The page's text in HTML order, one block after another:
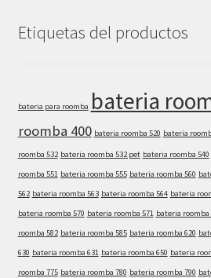
Etiquetas del productos
bateria para roomba bateria
roomba 400 bateria roomba 520 bateria
roomba 532 bateria roomba 532 pet bateria roomba 540
roomba 551 bateria roomba 555 bateria roomba 560
562 bateria roomba 563 bateria roomba 564 bateria
bateria roomba 570 bateria roomba 571 bateria roomba
roomba 582 bateria roomba 585 bateria roomba 620
630 bateria roomba 631 bateria roomba 650 bateria
roomba 775 bateria roomba 780 bateria roomba 790